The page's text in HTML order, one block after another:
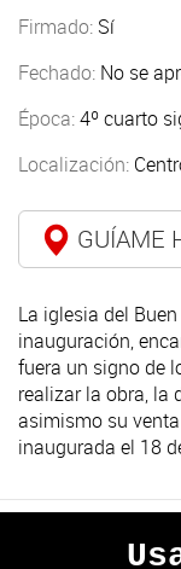
Firmado: Sí
Fechado: No se
Época:4º cuarto
Localización:
GUÍAME
La iglesia del
inauguración,
fuera un signo de
realizar la obra, la
asimismo su
inaugurada el 18
ANTERIOR